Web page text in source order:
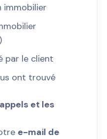
immobilier
par le client
ont trouvé
et les
e-mail de